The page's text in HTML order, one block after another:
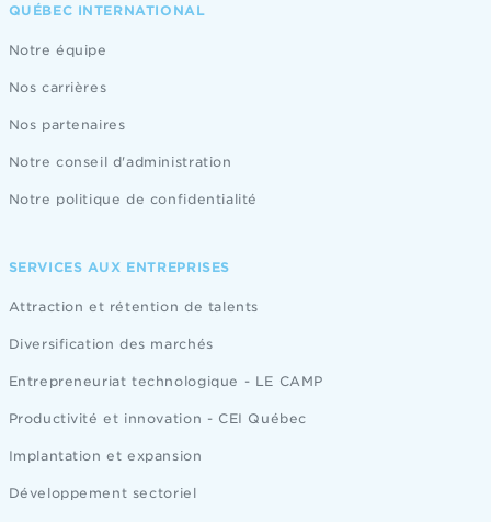
QUÉBEC INTERNATIONAL
Notre équipe
Nos carrières
Nos partenaires
Notre conseil d'administration
Notre politique de confidentialité
SERVICES AUX ENTREPRISES
Attraction et rétention de talents
Diversification des marchés
Entrepreneuriat technologique - LE CAMP
Productivité et innovation - CEI Québec
Implantation et expansion
Développement sectoriel